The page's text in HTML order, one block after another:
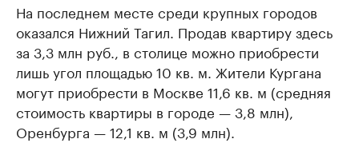
На последнем месте среди крупных городов
оказался Нижний Тагил. Продав квартиру здесь
за 3,3 млн руб., в столице можно приобрести
лишь угол площадью 10 кв. м. Жители Кургана
могут приобрести в Москве 11,6 кв. м (средняя
стоимость квартиры в городе — 3,8 млн),
Оренбурга — 12,1 кв. м (3,9 млн).